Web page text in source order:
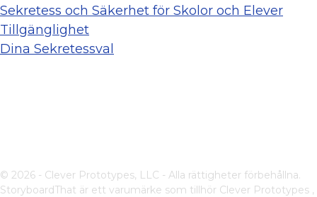
Sekretess och Säkerhet för Skolor och Elever
Tillgänglighet
Dina Sekretessval
© 2026 - Clever Prototypes, LLC - Alla rättigheter förbehållna.
StoryboardThat är ett varumärke som tillhör Clever Prototypes ,